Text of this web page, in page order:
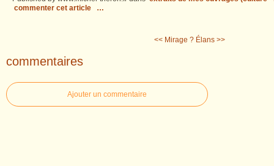
commenter cet article
…
<< Mirage ? Élans >>
commentaires
Ajouter un commentaire